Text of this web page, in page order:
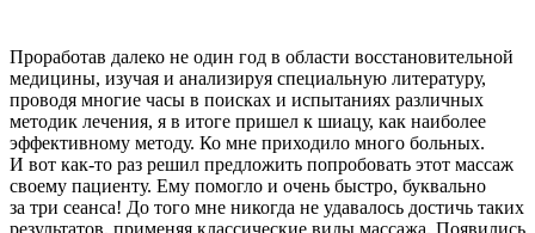
Проработав далеко не один год в области восстановительной
медицины, изучая и анализируя специальную литературу,
проводя многие часы в поисках и испытаниях различных
методик лечения, я в итоге пришел к шиацу, как наиболее
эффективному методу. Ко мне приходило много больных.
И вот как-то раз решил предложить попробовать этот массаж
своему пациенту. Ему помогло и очень быстро, буквально
за три сеанса! До того мне никогда не удавалось достичь таких